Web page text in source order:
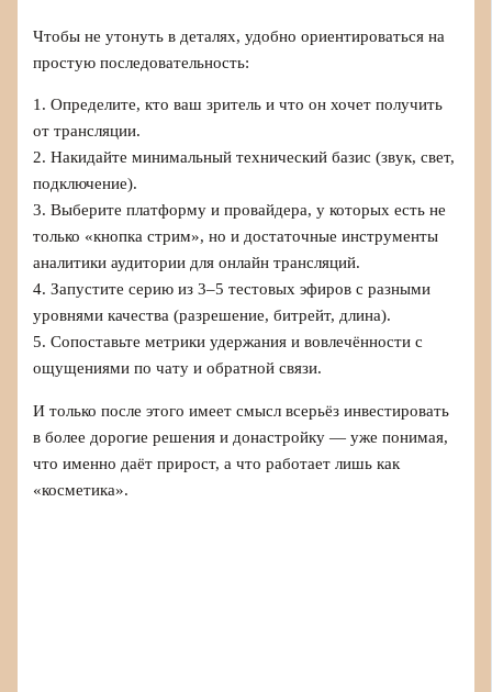
Чтобы не утонуть в деталях, удобно ориентироваться на
простую последовательность:
1. Определите, кто ваш зритель и что он хочет получить
от трансляции.
2. Накидайте минимальный технический базис (звук, свет,
подключение).
3. Выберите платформу и провайдера, у которых есть не
только «кнопка стрим», но и достаточные инструменты
аналитики аудитории для онлайн трансляций.
4. Запустите серию из 3–5 тестовых эфиров с разными
уровнями качества (разрешение, битрейт, длина).
5. Сопоставьте метрики удержания и вовлечённости с
ощущениями по чату и обратной связи.
И только после этого имеет смысл всерьёз инвестировать
в более дорогие решения и донастройку — уже понимая,
что именно даёт прирост, а что работает лишь как
«косметика».